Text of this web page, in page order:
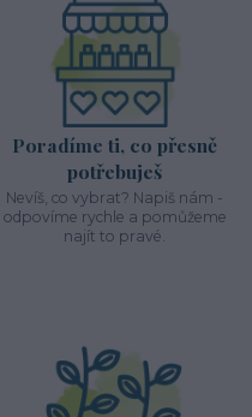
Poradíme ti, co přesně
potřebuješ
Nevíš, co vybrat? Napiš nám -
odpovíme rychle a pomůžeme
najít to pravé.